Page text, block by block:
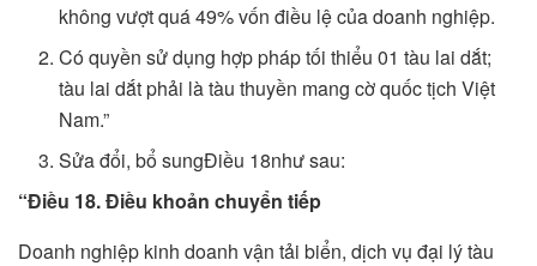
không vượt quá 49% vốn điều lệ của doanh nghiệp.
Có quyền sử dụng hợp pháp tối thiểu 01 tàu lai dắt;
tàu lai dắt phải là tàu thuyền mang cờ quốc tịch Việt
Nam.”
Sửa đổi, bổ sungĐiều 18như sau:
“Điều 18. Điều khoản chuyển tiếp
Doanh nghiệp kinh doanh vận tải biển, dịch vụ đại lý tàu